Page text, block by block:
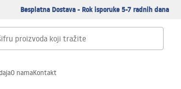
Besplatna Dostava - Rok isporuke 5-7 radnih dana
O namaKontakt